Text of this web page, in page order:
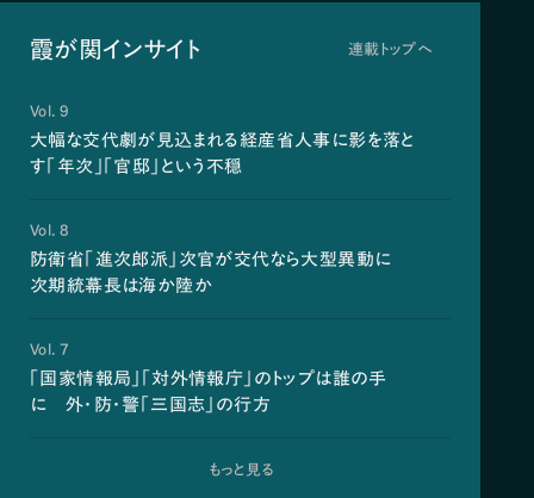
霞が関インサイト 連載トップへ
Vol. 9
大幅な交代劇が見込まれる経産省人事に影を落と
す「年次」「官邸」という不穏
Vol. 8
防衛省「進次郎派」次官が交代なら大型異動に
次期統幕長は海か陸か
Vol. 7
「国家情報局」「対外情報庁」のトップは誰の手
に 外・防・警「三国志」の行方
もっと見る